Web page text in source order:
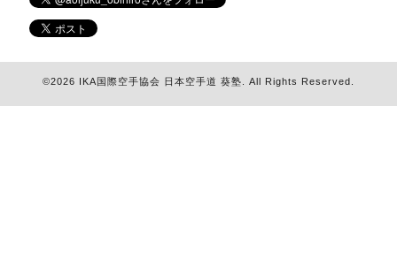
©2026 IKA国際空手協会 日本空手道 葵塾 . All Rights Reserved.